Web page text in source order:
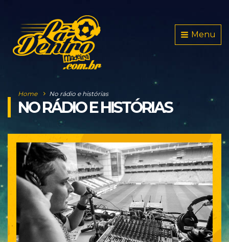
Menu
Home No rádio e histórias
NO RÁDIO E HISTÓRIAS